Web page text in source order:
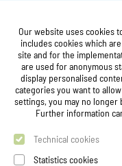
Our website uses cookies
includes cookies which
site and for the
are used for anonymous
display personalised
categories you want to
settings, you may no
Further information
Technical cookies
Statistics cookies
Studierendenwerk
Public Body
Xylanderstraße 17
76829 Landau in der
Phone:+49 6341 9179 0
Fax: +49 (0)6341 9179 16
E-Mail: